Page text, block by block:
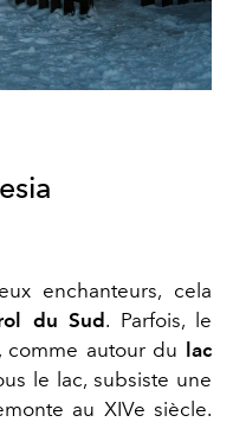
enchanteurs, cela
du Sud. Parfois, le
comme autour du lac
le lac, subsiste une
au XIVe siècle.